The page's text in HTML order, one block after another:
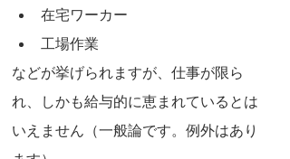
在宅ワーカー
工場作業
などが挙げられますが、仕事が限ら
れ、しかも給与的に恵まれているとは
いえません（一般論です。例外はあり